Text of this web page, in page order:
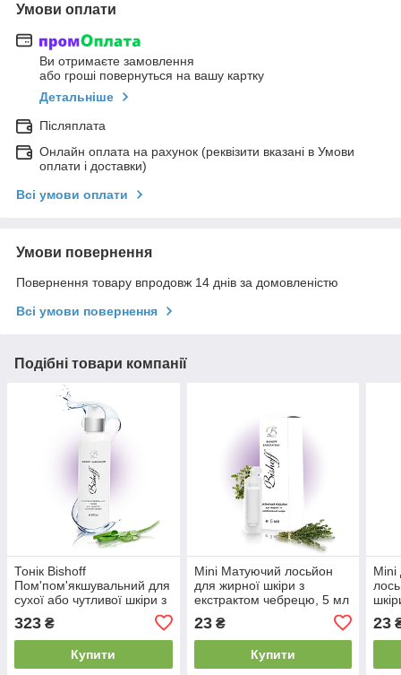
Умови оплати
Ви отримаєте замовлення
або гроші повернуться на вашу картку
Детальніше
Післяплата
Онлайн оплата на рахунок (реквізити вказані в Умови
оплати і доставки)
Всі умови оплати
Умови повернення
Повернення товару впродовж 14 днів за домовленістю
Всі умови повернення
Подібні товари компанії
Тонік Bishoff
Пом'пом'якшувальний для
сухої або чутливої шкіри з
323 ₴
Купити
Mini Матуючий лосьйон
для жирної шкіри з
екстрактом чебрецю, 5 мл
23₴
Купити
Mini
23